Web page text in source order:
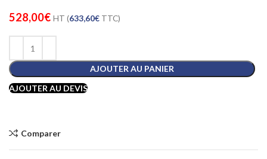
528,00€ HT (633,60€ TTC)
AJOUTER AU PANIER
AJOUTER AU DEVIS
Comparer